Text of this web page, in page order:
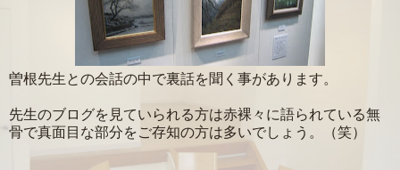
曽根先生との会話の中で裏話を聞く事があります。
先生のブログを見ていられる方は赤裸々に語られている無
骨で真面目な部分をご存知の方は多いでしょう。（笑）